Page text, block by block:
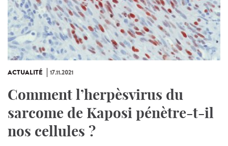
ACTUALITÉ 17.11.2021
Comment l’herpèsvirus du
sarcome de Kaposi pénètre-t-il
nos cellules ?